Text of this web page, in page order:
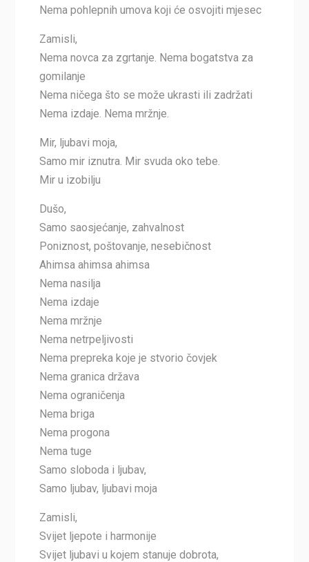
Nema pohlepnih umova koji će osvojiti mjesec
Zamisli,
Nema novca za zgrtanje. Nema bogatstva za
gomilanje
Nema ničega što se može ukrasti ili zadržati
Nema izdaje. Nema mržnje.
Mir, ljubavi moja,
Samo mir iznutra. Mir svuda oko tebe.
Mir u izobilju
Dušo,
Samo saosjećanje, zahvalnost
Poniznost, poštovanje, nesebičnost
Ahimsa ahimsa ahimsa
Nema nasilja
Nema izdaje
Nema mržnje
Nema netrpeljivosti
Nema prepreka koje je stvorio čovjek
Nema granica država
Nema ograničenja
Nema briga
Nema progona
Nema tuge
Samo sloboda i ljubav,
Samo ljubav, ljubavi moja
Zamisli,
Svijet ljepote i harmonije
Svijet ljubavi u kojem stanuje dobrota,